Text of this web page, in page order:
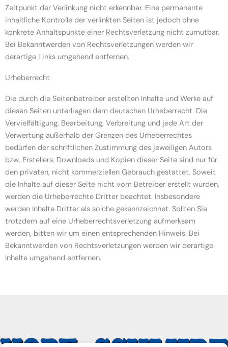
Zeitpunkt der Verlinkung nicht erkennbar. Eine permanente
inhaltliche Kontrolle der verlinkten Seiten ist jedoch ohne
konkrete Anhaltspunkte einer Rechtsverletzung nicht zumutbar.
Bei Bekanntwerden von Rechtsverletzungen werden wir
derartige Links umgehend entfernen.
Urheberrecht
Die durch die Seitenbetreiber erstellten Inhalte und Werke auf
diesen Seiten unterliegen dem deutschen Urheberrecht. Die
Vervielfältigung, Bearbeitung, Verbreitung und jede Art der
Verwertung außerhalb der Grenzen des Urheberrechtes
bedürfen der schriftlichen Zustimmung des jeweiligen Autors
bzw. Erstellers. Downloads und Kopien dieser Seite sind nur für
den privaten, nicht kommerziellen Gebrauch gestattet. Soweit
die Inhalte auf dieser Seite nicht vom Betreiber erstellt wurden,
werden die Urheberrechte Dritter beachtet. Insbesondere
werden Inhalte Dritter als solche gekennzeichnet. Sollten Sie
trotzdem auf eine Urheberrechtsverletzung aufmerksam
werden, bitten wir um einen entsprechenden Hinweis. Bei
Bekanntwerden von Rechtsverletzungen werden wir derartige
Inhalte umgehend entfernen.